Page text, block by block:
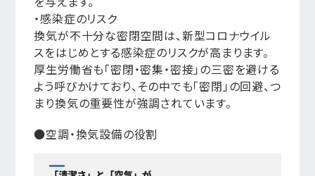
・感染症のリスク
換気が不十分な密閉空間は、新型コロナウイル
スをはじめとする感染症のリスクが高まります。
厚生労働省も「密閉・密集・密接」の三密を避ける
よう呼びかけており、その中でも「密閉」の回避、つ
まり換気の重要性が強調されています。
●空調・換気設備の役割